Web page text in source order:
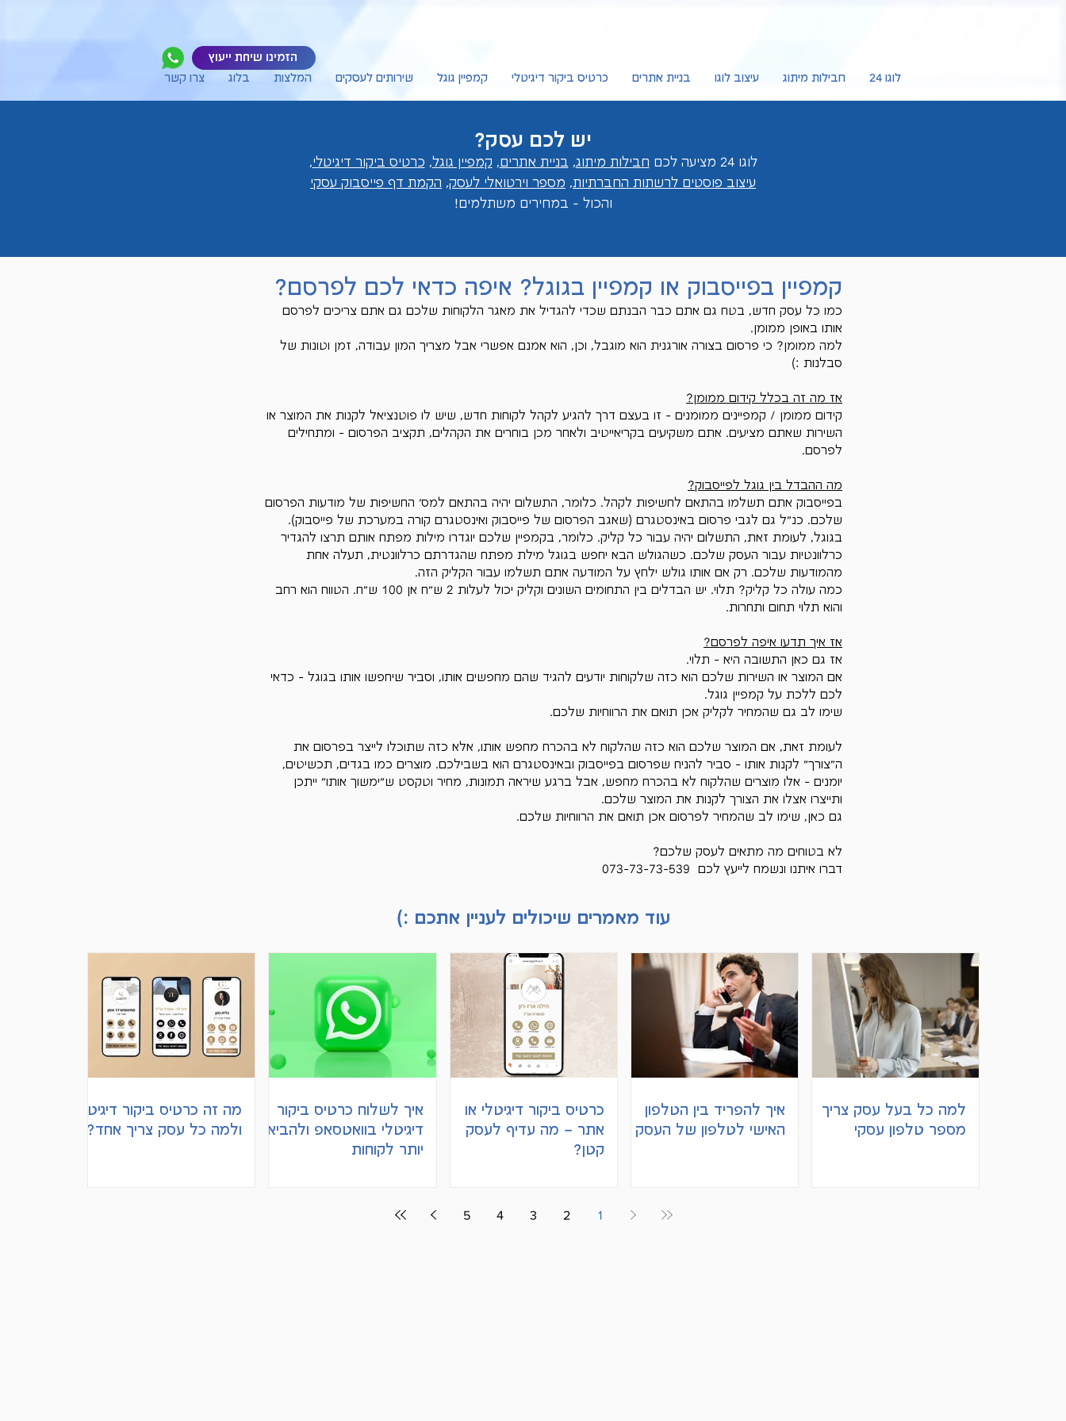
Γ
הזמינו שיחת ייעוץ
לוגו 24
חבילות מיתוג עיצוב לוגו בניית אתרים כרטיס ביקור דיגיטלי קמפיין גוגל שירותים לעסקים המלצות בלוג צרו קשר
יש לכם עסק?
לוגו 24 מציעה לכם חבילות מיתוג, בניית אתרים, קמפיין גוגל, כרטיס ביקור דיגיטלי,
עיצוב פוסטים לרשתות החברתיות, מספר וירטואלי לעסק, הקמת דף פייסבוק עסקי
והכול - במחירים משתלמים!
קמפיין בפייסבוק או קמפיין בגוגל? איפה כדאי לכם לפרסם?
כמו כל עסק חדש, בטח גם אתם כבר הבנתם שכדי להגדיל את מאגר הלקוחות שלכם גם אתם צריכים לפרסם
אותו באופן ממומן.
למה ממומן? כי פרסום בצורה אורגנית הוא מוגבל, וכן, הוא אמנם אפשרי אבל מצריך המון עבודה, זמן וטונות של
סבלנות :)
אז מה זה בכלל קידום ממומן?
קידום ממומן / קמפיינים ממומנים - זו בעצם דרך להגיע לקהל לקוחות חדש, שיש לו פוטנציאל לקנות את המוצר או
השירות שאתם מציעים. אתם משקיעים בקריאייטיב ולאחר מכן בוחרים את הקהלים, תקציב הפרסום - ומתחילים
לפרסם.
מה ההבדל בין גוגל לפייסבוק?
בפייסבוק אתם תשלמו בהתאם לחשיפות לקהל. כלומר, התשלום יהיה בהתאם למס' החשיפות של מודעות הפרסום
שלכם. כנ"ל גם לגבי פרסום באינסטגרם (שאגב הפרסום של פייסבוק ואינסטגרם קורה במערכת של פייסבוק).
בגוגל, לעומת זאת, התשלום יהיה עבור כל קליק. כלומר, בקמפיין שלכם יוגדרו מילות מפתח אותם תרצו להגדיר
כרלוונטיות עבור העסק שלכם. כשהגולש הבא יחפש בגוגל מילת מפתח שהגדרתם כרלוונטית, תעלה אחת
מהמודעות שלכם. רק אם אותו גולש ילחץ על המודעה אתם תשלמו עבור הקליק הזה.
כמה עולה כל קליק? תלוי. יש הבדלים בין התחומים השונים וקליק יכול לעלות 2 ש"ח אן 100 ש"ח. הטווח הוא רחב
והוא תלוי תחום ותחרות.
אז איך תדעו איפה לפרסם?
אז גם כאן התשובה היא - תלוי.
אם המוצר או השירות שלכם הוא כזה שלקוחות יודעים להגיד שהם מחפשים אותו, וסביר שיחפשו אותו בגוגל - כדאי
לכם ללכת על קמפיין גוגל.
שימו לב גם שהמחיר לקליק אכן תואם את הרווחיות שלכם.
לעומת זאת, אם המוצר שלכם הוא כזה שהלקוח לא בהכרח מחפש אותו, אלא כזה שתוכלו לייצר בפרסום את
ה"צורך" לקנות אותו - סביר להניח שפרסום בפייסבוק ובאינסטגרם הוא בשבילכם. מוצרים כמו בגדים, תכשיטים,
יומנים - אלו מוצרים שהלקוח לא בהכרח מחפש, אבל ברגע שיראה תמונות, מחיר וטקסט ש"ימשוך אותו" ייתכן
ותייצרו אצלו את הצורך לקנות את המוצר שלכם.
גם כאן, שימו לב שהמחיר לפרסום אכן תואם את הרווחיות שלכם.
לא בטוחים מה מתאים לעסק שלכם?
דברו איתנו ונשמח לייעץ לכם  073-73-73-539
עוד מאמרים שיכולים לעניין אתכם :)
למה כל בעל עסק צריך
מספר טלפון עסקי
איך להפריד בין הטלפון
האישי לטלפון של העסק
כרטיס ביקור דיגיטלי או
אתר – מה עדיף לעסק
קטן?
איך לשלוח כרטיס ביקור
דיגיטלי בוואטסאפ ולהביא
יותר לקוחות
מה זה כרטיס ביקור דיגיטלי
ולמה כל עסק צריך אחד?
1
2
3
4
5